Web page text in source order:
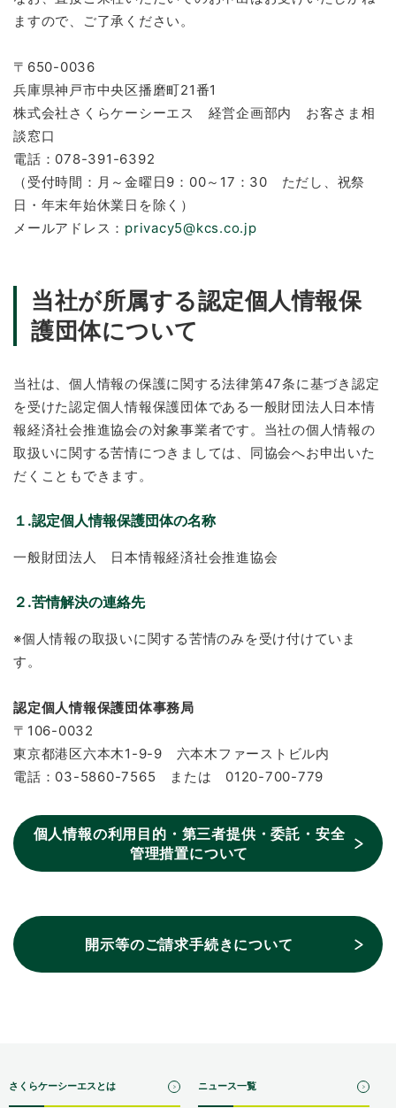
ますので、ご了承ください。
〒650-0036
兵庫県神戸市中央区播磨町21番1
株式会社さくらケーシーエス 経営企画部内 お客さま相
談窓口
電話：078-391-6392
（受付時間：月～金曜日9：00～17：30 ただし、祝祭
日・年末年始休業日を除く）
メールアドレス： privacy5@kcs.co.jp
当社が所属する認定個人情報保
護団体について
当社は、個人情報の保護に関する法律第47条に基づき認定
を受けた認定個人情報保護団体である一般財団法人日本情
報経済社会推進協会の対象事業者です。当社の個人情報の
取扱いに関する苦情につきましては、同協会へお申出いた
だくこともできます。
１.認定個人情報保護団体の名称
一般財団法人 日本情報経済社会推進協会
２.苦情解決の連絡先
※個人情報の取扱いに関する苦情のみを受け付けていま
す。
認定個人情報保護団体事務局
〒106-0032
東京都港区六本木1-9-9 六本木ファーストビル内
電話：03-5860-7565 または 0120-700-779
個人情報の利用目的・第三者提供・委託・安全
管理措置について
開示等のご請求手続きについて
さくらケーシーエスとは ニュース一覧